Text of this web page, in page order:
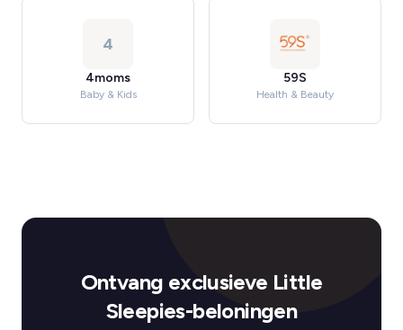
4
4moms
Baby & Kids
59S
Health & Beauty
Ontvang exclusieve Little
Sleepies-beloningen